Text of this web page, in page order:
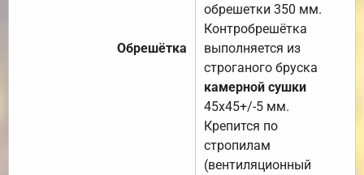
Обрешётка
обрешетки 350 мм.
Контробрешётка
выполняется из
строганого бруска
камерной сушки
45х45+/-5 мм.
Крепится по
стропилам
(вентиляционный